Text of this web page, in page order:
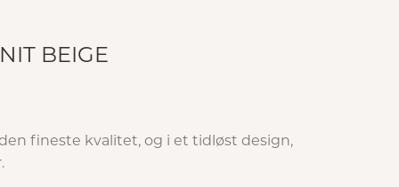
BEIGE
fineste kvalitet, og i et tidløst design,